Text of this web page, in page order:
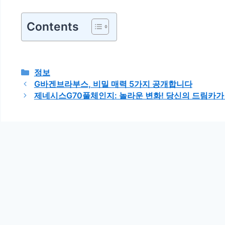
Contents
카
테
고
정보
G바겐브라부스, 비밀 매력 5가지 공개합니다
제네시스G70풀체인지: 놀라운 변화! 당신의 드림카